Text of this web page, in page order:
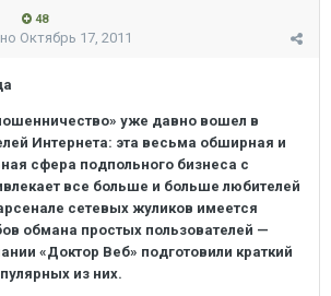
48
Октябрь 17, 2011
уже давно вошел в
Интернета: эта весьма обширная и
сфера подпольного бизнеса с
все больше и больше любителей
сетевых жуликов имеется
обмана простых пользователей —
«Доктор Веб» подготовили краткий
из них.